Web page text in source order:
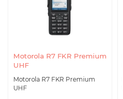
Motorola R7 FKR Premium
UHF
Motorola R7 FKR Premium
UHF